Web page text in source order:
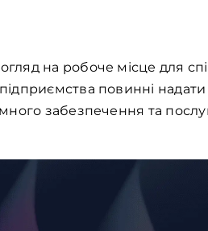
на робоче місце для
повинні
забезпечення та